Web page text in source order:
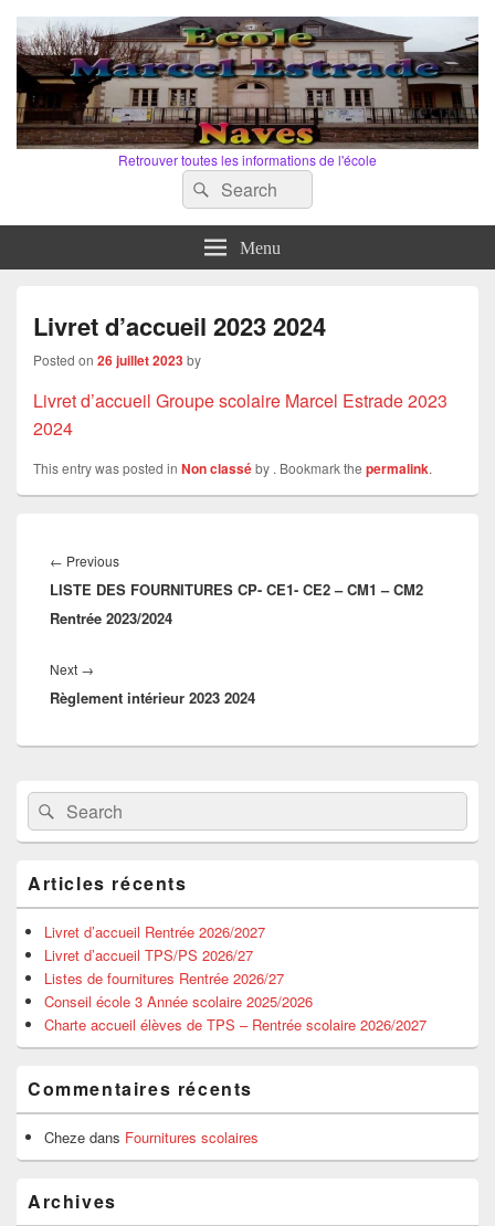
Retrouver toutes les informations de l'école
Search
for:
Search
Menu
Livret d’accueil 2023 2024
Posted on 26 juillet 2023by
Livret d’accueil Groupe scolaire Marcel Estrade 2023
2024
This entry was posted in Non classéby . Bookmark the permalink.
de
l’article
← PreviousPrevious
post:
LISTE DES FOURNITURES CP- CE1- CE2 – CM1 – CM2
Rentrée 2023/2024
Next →
post:
Règlement intérieur 2023 2024
Primary
Sidebar
Widget
Area
Search
for:
Search
Articles récents
Livret d’accueil Rentrée 2026/2027
Livret d’accueil TPS/PS 2026/27
Listes de fournitures Rentrée 2026/27
Conseil école 3 Année scolaire 2025/2026
Charte accueil élèves de TPS – Rentrée scolaire 2026/2027
Commentaires récents
Cheze dans Fournitures scolaires
Archives